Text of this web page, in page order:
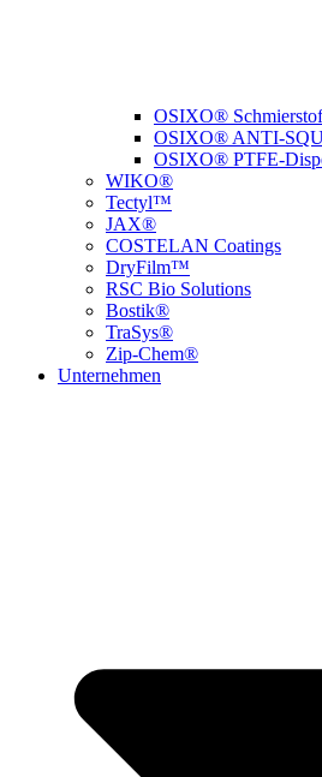
OSIXO®
OSIXO® ANTI-
OSIXO® PTFE-
WIKO®
Tectyl™
JAX®
COSTELAN Coatings
DryFilm™
RSC Bio Solutions
Bostik®
TraSys®
Zip-Chem®
Unternehmen